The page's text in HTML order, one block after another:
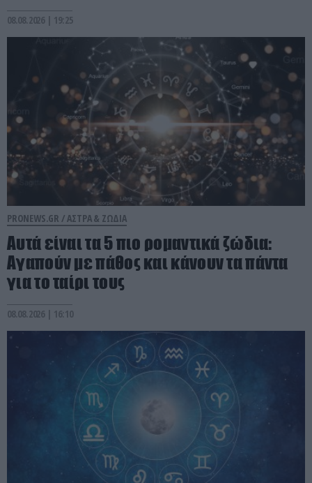
08.08.2026 | 19:25
PRONEWS.GR /ΑΣΤΡΑ & ΖΩΔΙΑ
Αυτά είναι τα 5 πιο ρομαντικά ζώδια:
Αγαπούν με πάθος και κάνουν τα πάντα
για το ταίρι τους
08.08.2026 | 16:10